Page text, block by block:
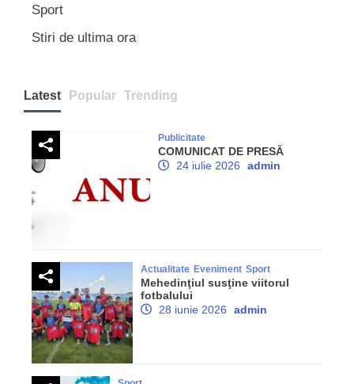
Sport
Stiri de ultima ora
Latest Popular Trending
Publicitate
COMUNICAT DE PRESĂ
24 iulie 2026
admin
Actualitate Eveniment Sport
Mehedinţiul susţine viitorul
fotbalului
28 iunie 2026
admin